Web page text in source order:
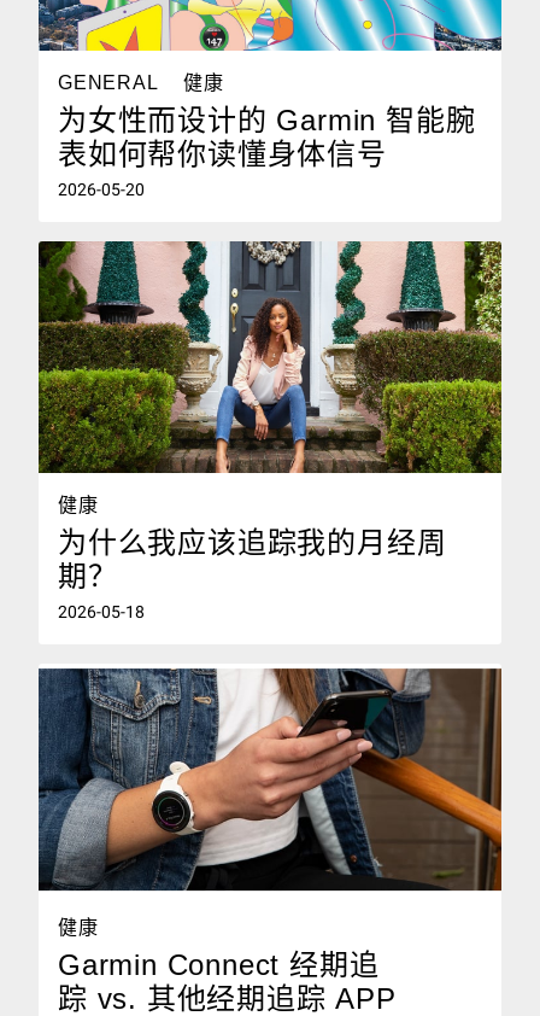
GENERAL 健康
为女性而设计的 Garmin 智能腕
表如何帮你读懂身体信号
2026-05-20
健康
为什么我应该追踪我的月经周
期？‌
2026-05-18
健康
Garmin Connect 经期追
踪 vs. 其他经期追踪 APP‌